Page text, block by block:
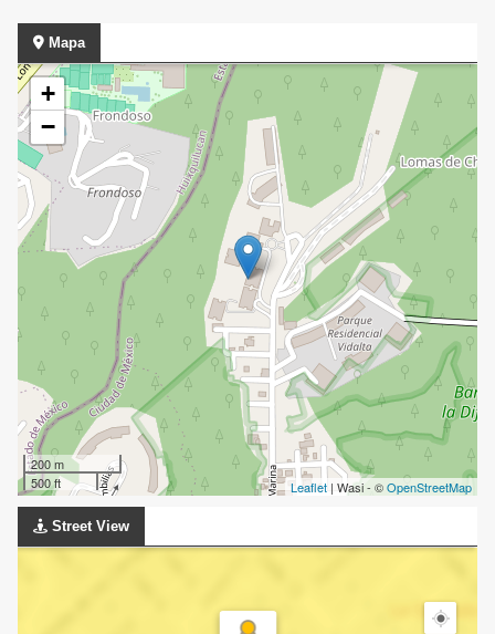
Mapa
+
−
200 m
500 ft
Leaflet | Wasi - ©OpenStreetMap
Street View